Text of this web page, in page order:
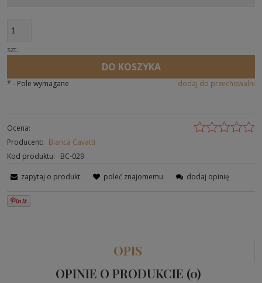
szt.
DO KOSZYKA
dodaj do przechowalni
* - Pole wymagane
Ocena:
Producent:
Bianca Cavatti
Kod produktu:
BC-029
zapytaj o produkt poleć znajomemu dodaj opinię
OPIS
OPINIE O PRODUKCIE (0)